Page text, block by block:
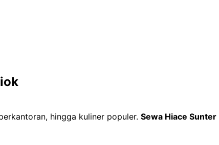
hingga kuliner populer. Sewa Hiace Sunter